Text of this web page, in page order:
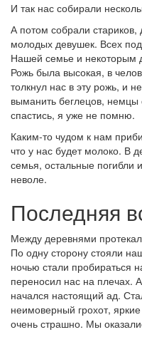
И так нас собирали
А потом собрали
молодых девушек. Всех
Нашей семье и некоторым
Рожь была высокая, в
толкнул нас в эту рожь, и
выманить беглецов,
спастись, я уже не помню.
Каким-то чудом к нам
что у нас будет молоко. В
семья, остальные погибли
неволе.
Последняя
Между деревнями
По одну сторону стояли
ночью стали пробираться
переносил нас на плечах.
начался настоящий ад.
неимоверный грохот,
очень страшно. Мы